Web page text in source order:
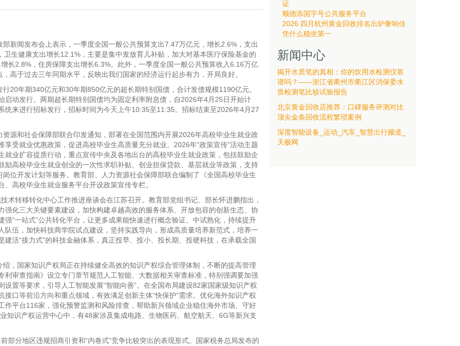
闻发布会上表示，一季度全国一般公共预算支出7.47万亿元，增长2.6%，支出
生健康支出增长12.1%，主要是集中发放育儿补贴，加大对基本医疗保险基金的
长2.8%，住房保障支出增长6.3%。此外，一季度全国一般公共预算收入6.16万亿
高于过去三年同期水平，反映出我们国家的经济运行起步有力，开局良好。
年期340亿元和30年期850亿元的超长期特别国债，合计发债规模1190亿元。
启动发行。两期超长期特别国债均为固定利率附息债，自2026年4月25日开始计
统来进行招标发行，招标时间为今天上午10:35至11:35。招标结束至2026年4月27
和社会保障部联合印发通知，部署在全国范围内开展2026年高校毕业生就业政
受就业优惠政策，促进高校毕业生高质量充分就业。2026年“政策宣传”活动主题
就业扩容提质行动，重点宣传中央及各地出台的高校毕业生就业政策，包括鼓励企
励高校毕业生就业创业的一次性求职补贴、创业担保贷款、基层就业等政策，支持
位开发计划等服务。教育部、人力资源社会保障部联合编制了《全国高校毕业生
高校毕业生就业服务平台开设政策宣传专栏。
转移转化中心工作推进座谈会在江苏召开。教育部党组书记、部长怀进鹏指出，
强化三大关键要素建设，加快构建卓越高效的服务体系、开放包容的创新生态、协
“一站式”公共转化平台，让更多成果能快速进行概念验证、中试熟化，持续提升
伍，加快科技商学院试点建设，坚持实践导向，形成高质量培养新范式，培养一
活“接力式”的科技金融体系，真正投早、投小、投长期、投硬科技，在承载全国
国家知识产权局正在持续健全高效的知识产权综合管理体制，不断的提高管理
审查指南》设立专门章节规范人工智能、大数据相关审查标准，特别强调要加强
置等要求，引导人工智能发展“智能向善”。在全国布局建设82家国家级知识产权
口等前沿方向和重点领域，有效满足创新主体“快保护”需求。优化海外知识产权
平台116家，强化预警监测和风险排查，帮助新兴领域企业稳住海外市场、守好
知识产权运营中心中，有48家涉及集成电路、生物医药、航空航天、6G等新兴支
分地区违规招商引资和“内卷式”竞争比较突出的表现形式。国家税务总局发布的
证
顺德添国字号公共服务平台
2026 四月杭州黄金回收排名出炉奢响佳
凭什么稳坐第一
新闻中心
揭开水质笔的真相：你的饮用水检测仪靠
谱吗？——浙江省衢州市衢江区消保委水
质检测笔比较试验报告
北京黄金回收店推荐：口碑服务评测对比
顶尖金条回收流程繁琐案例
深度智能设备_运动_汽车_智慧出行频道_
天极网